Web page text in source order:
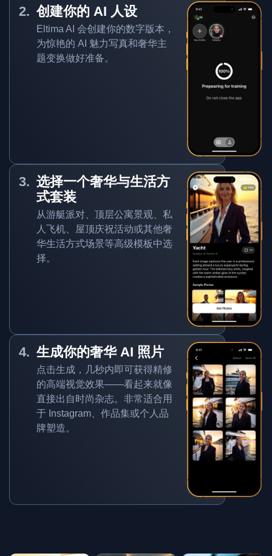
创建你的 AI 人设
Eltima AI 会创建你的数字版本，
为惊艳的 AI 魅力写真和奢华主
题变换做好准备。
选择一个奢华与生活方
式套装
从游艇派对、顶层公寓景观、私
人飞机、屋顶庆祝活动或其他奢
华生活方式场景等高级模板中选
择。
生成你的奢华 AI 照片
点击生成，几秒内即可获得精修
的高端视觉效果——看起来就像
直接出自时尚杂志。非常适合用
于 Instagram、作品集或个人品
牌塑造。